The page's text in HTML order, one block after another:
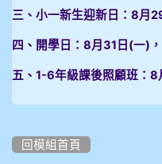
三、小一新生迎新日：8月
四、開學日：8月31日(一)
五、1-6年級課後照顧班：8
回模組首頁